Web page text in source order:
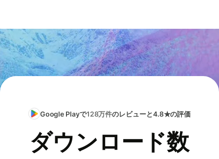
Google Playで128万件のレビューと4.8★の評価
ダウンロード数